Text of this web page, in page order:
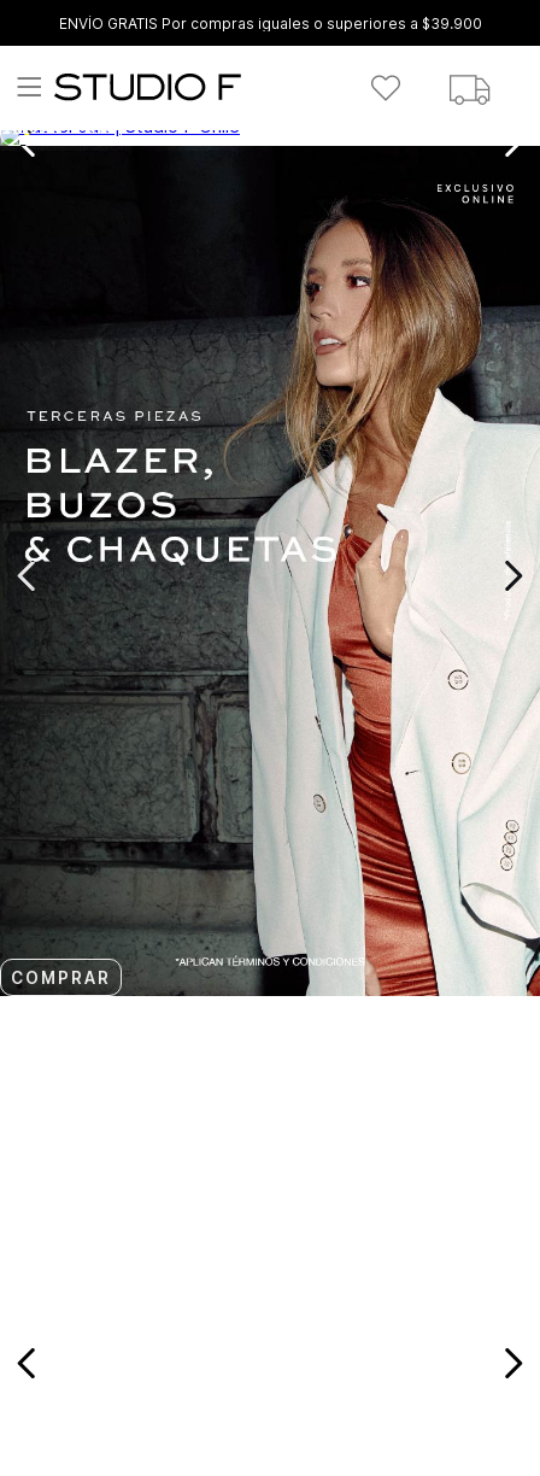
ENVÍO GRATIS Por compras iguales o superiores a $39.900
COMPRAR
COMPRAR